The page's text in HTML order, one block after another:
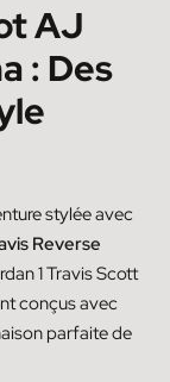
AJ
: Des
stylée avec
Reverse
1 Travis Scott
conçus avec
parfaite de